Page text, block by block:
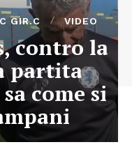
GIR.C VIDEO
contro la
partita
come si